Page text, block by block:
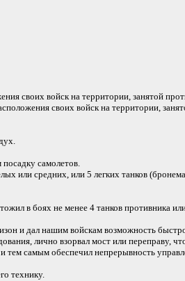
своих войск на территории, занятой
своих войск на территории,
самолетов.
или средних, или 5 легких танков
в боях не менее 4 танков противника
и дал нашим войскам возможность
лично взорвал мост или переправу,
тем самым обеспечил непрерывность
технику.